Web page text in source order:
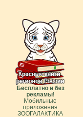
Бесплатно и без
рекламы!
Мобильные
приложения
ЗООГАЛАКТИКА